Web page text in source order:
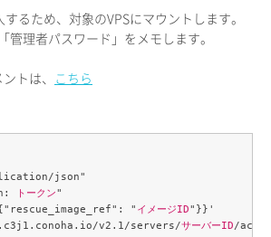
るため、対象のVPSにマウントします。
管理者パスワード」をメモします。
トは、 こちら
json"
トークン"
" イメージID"}}'
v2.1/servers/サーバーID